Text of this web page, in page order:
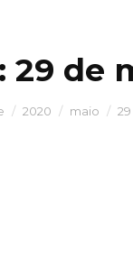
29 de
2020 maio 29